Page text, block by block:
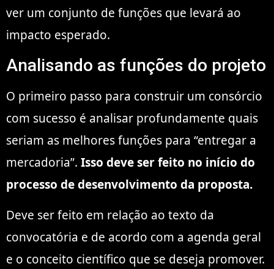
ver um conjunto de funções que levará ao
impacto esperado.
Analisando as funções do projeto
O primeiro passo para construir um consórcio
com sucesso é analisar profundamente quais
seriam as melhores funções para “entregar a
mercadoria”. Isso deve ser feito no início do
processo de desenvolvimento da proposta.
Deve ser feito em relação ao texto da
convocatória e de acordo com a agenda geral
e o conceito científico que se deseja promover.